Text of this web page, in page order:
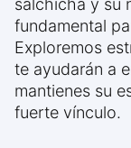
salchicha y su
fundamental
Exploremos
te ayudarán a
mantienes su
fuerte vínculo.